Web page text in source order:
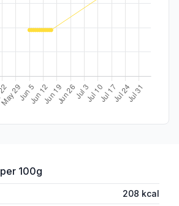
for 'Chimichurri 450g Hoff'
per 100g
208 kcal